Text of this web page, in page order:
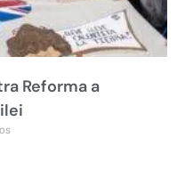
Reforma a